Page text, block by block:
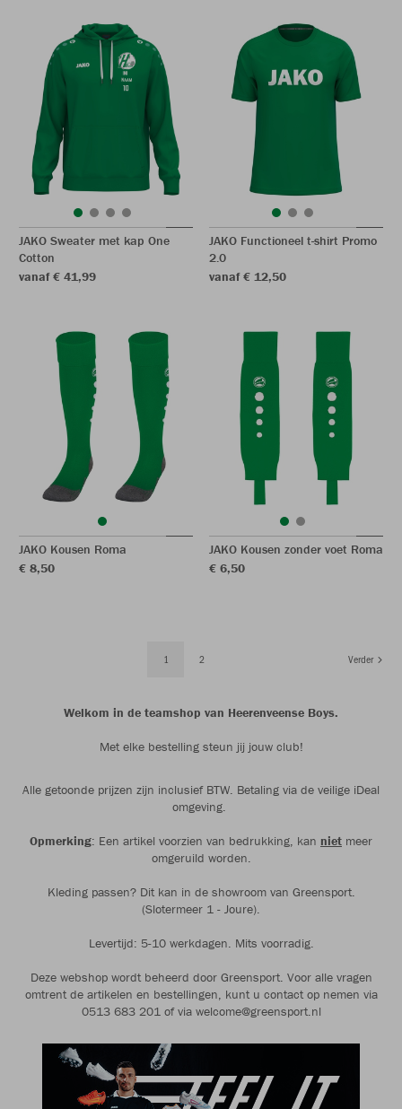
JAKO Sweater met kap One
Cotton
vanaf € 41,99
JAKO Functioneel t-shirt Promo
2.0
vanaf € 12,50
JAKO Kousen Roma
€ 8,50
JAKO Kousen zonder voet Roma
€ 6,50
1 2 Verder
Welkom in de teamshop van Heerenveense Boys.
Met elke bestelling steun jij jouw club!
Alle getoonde prijzen zijn inclusief BTW. Betaling via de veilige iDeal
omgeving.
Opmerking: Een artikel voorzien van bedrukking, kan niet meer
omgeruild worden.
Kleding passen? Dit kan in de showroom van Greensport.
(Slotermeer 1 - Joure).
Levertijd: 5-10 werkdagen. Mits voorradig.
Deze webshop wordt beheerd door Greensport. Voor alle vragen
omtrent de artikelen en bestellingen, kunt u contact op nemen via
0513 683 201 of via welcome@greensport.nl